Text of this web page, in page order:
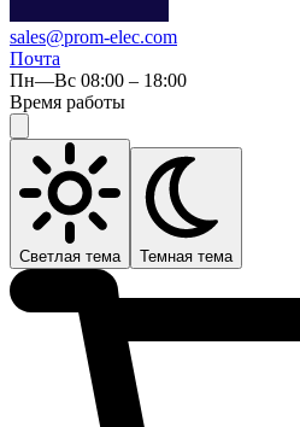
sales@prom-elec.com
Почта
Пн—Вс 08:00 – 18:00
Время работы
Светлая тема Темная тема